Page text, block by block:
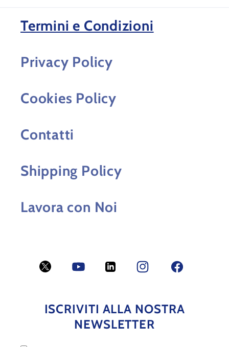
Termini e Condizioni
Privacy Policy
Cookies Policy
Contatti
Shipping Policy
Lavora con Noi
Twitter YouTubeLinkedInFacebookFacebook
ISCRIVITI ALLA NOSTRA
NEWSLETTER